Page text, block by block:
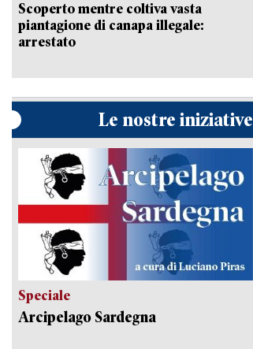
Scoperto mentre coltiva vasta
piantagione di canapa illegale:
arrestato
Le nostre iniziative
Speciale
Arcipelago Sardegna